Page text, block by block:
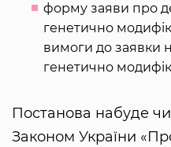
форму заяви про
генетично
вимоги до заявки
генетично
Постанова набуде
Законом України